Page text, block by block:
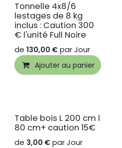
Tonnelle 4x8/6
lestages de 8 kg
inclus : Caution 300
€ l'unité Full Noire
de 130,00 € parJour
Ajouter au panier
Table bois L 200 cm l
80 cm+ caution 15€
de 3,00 € parJour